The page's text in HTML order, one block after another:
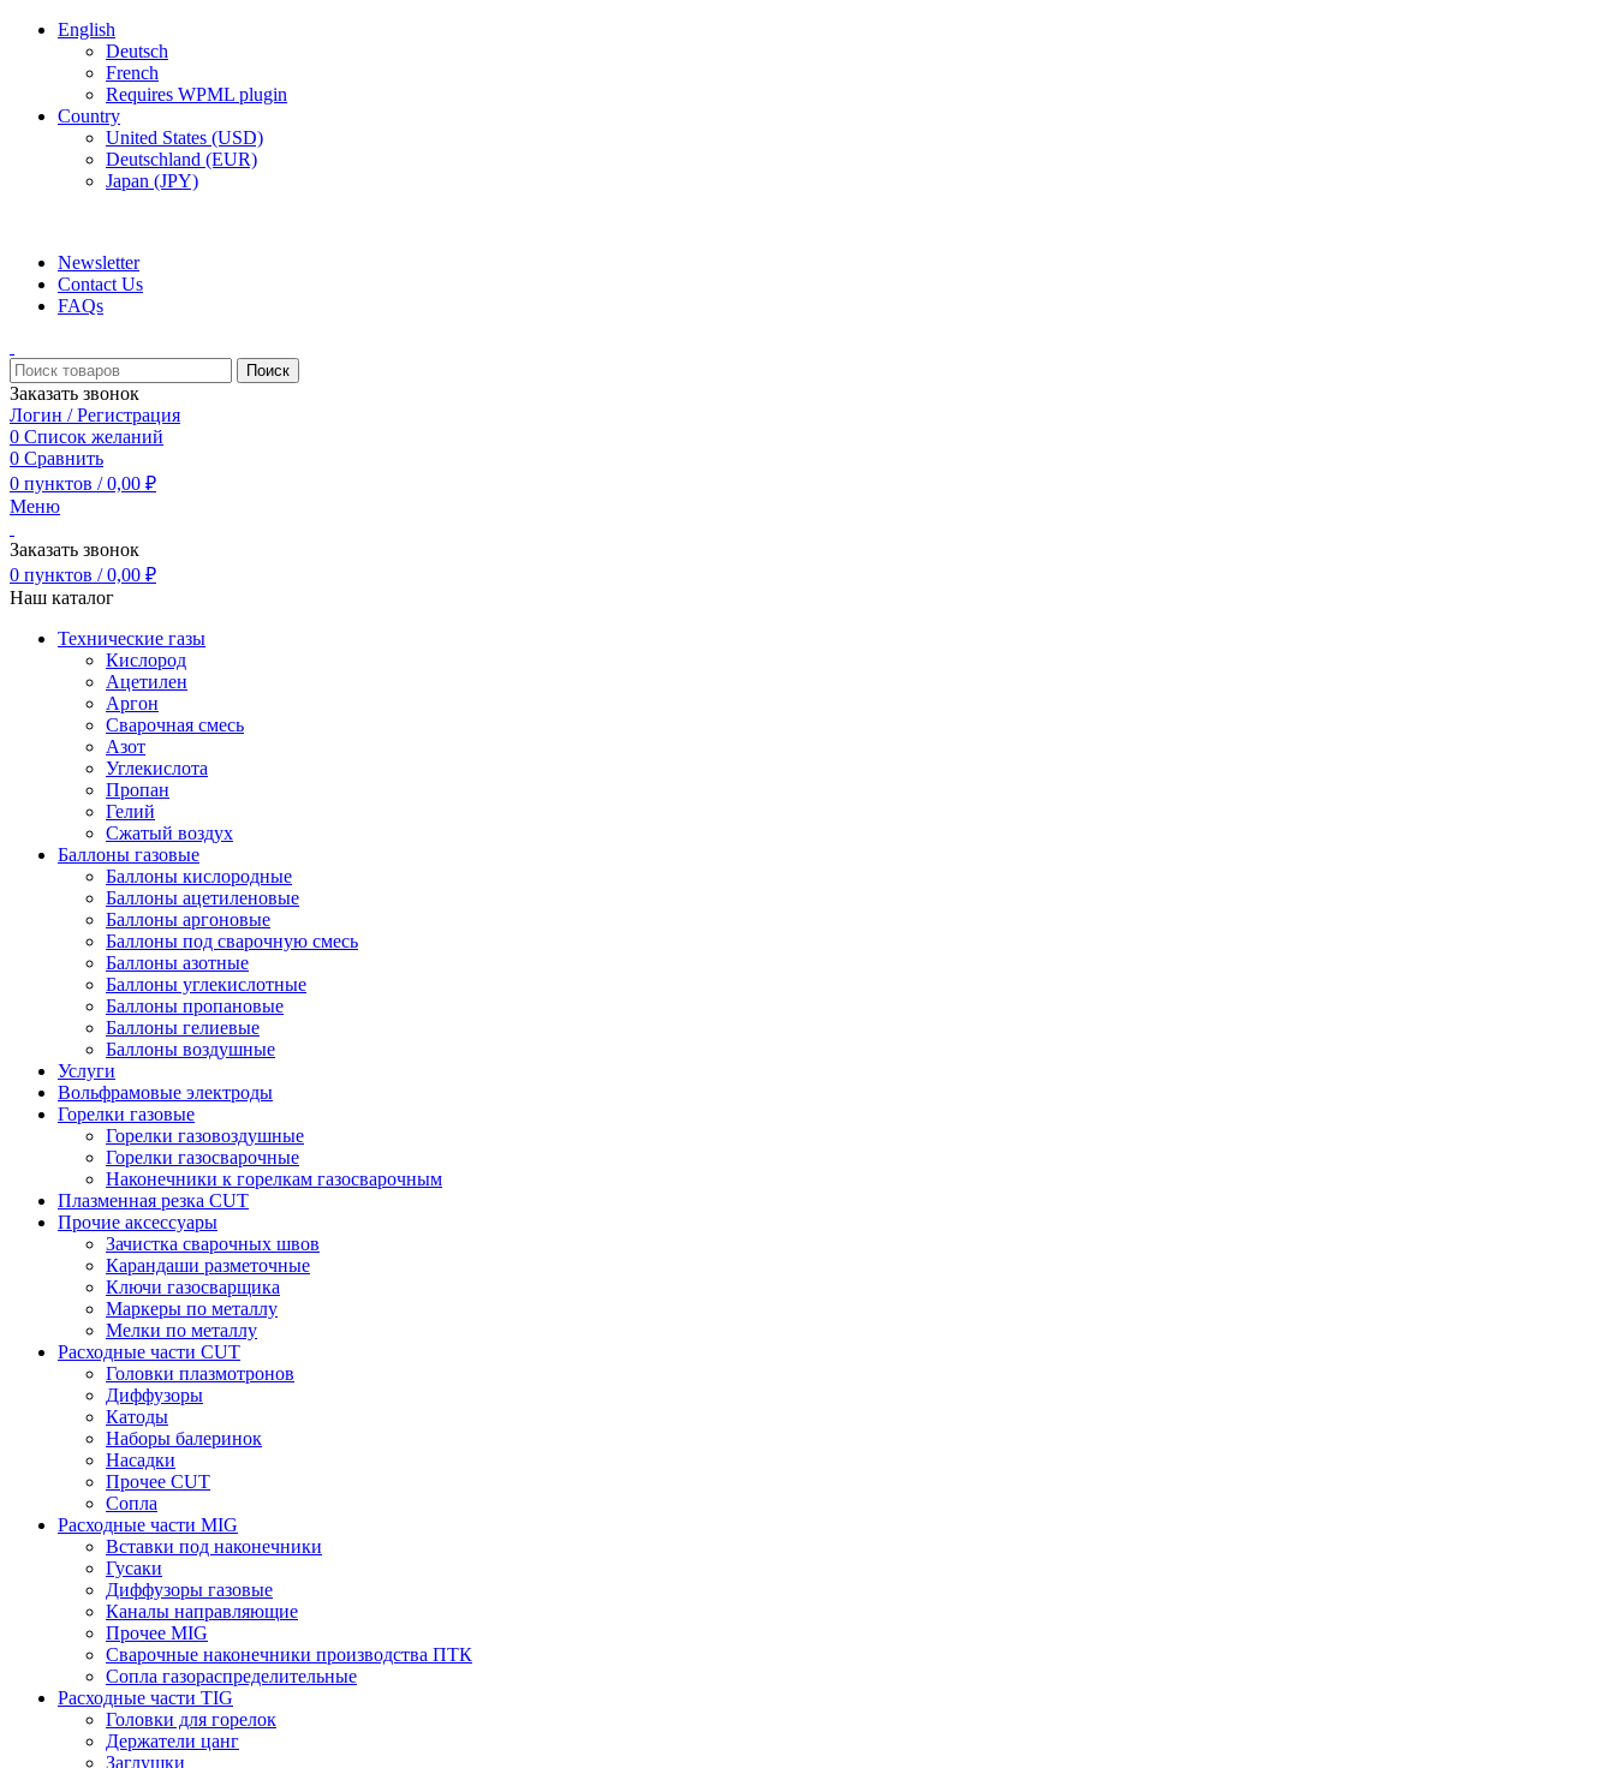
English
Deutsch
French
Requires WPML plugin
Country
United States (USD)
Deutschland (EUR)
Japan (JPY)
Newsletter
Contact Us
FAQs
Поиск
Заказать звонок
Логин / Регистрация
0 Список желаний
0 Сравнить
0 пунктов / 0,00 ₽
Меню
Заказать звонок
0 пунктов / 0,00 ₽
Наш каталог
Технические газы
Кислород
Ацетилен
Аргон
Сварочная смесь
Азот
Углекислота
Пропан
Гелий
Сжатый воздух
Баллоны газовые
Баллоны кислородные
Баллоны ацетиленовые
Баллоны аргоновые
Баллоны под сварочную смесь
Баллоны азотные
Баллоны углекислотные
Баллоны пропановые
Баллоны гелиевые
Баллоны воздушные
Услуги
Вольфрамовые электроды
Горелки газовые
Горелки газовоздушные
Горелки газосварочные
Наконечники к горелкам газосварочным
Плазменная резка CUT
Прочие аксессуары
Зачистка сварочных швов
Карандаши разметочные
Ключи газосварщика
Маркеры по металлу
Мелки по металлу
Расходные части CUT
Головки плазмотронов
Диффузоры
Катоды
Наборы балеринок
Насадки
Прочее CUT
Сопла
Расходные части MIG
Вставки под наконечники
Гусаки
Диффузоры газовые
Каналы направляющие
Прочее MIG
Сварочные наконечники производства ПТК
Сопла газораспределительные
Расходные части TIG
Головки для горелок
Держатели цанг
Заглушки